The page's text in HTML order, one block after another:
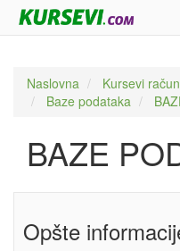
Naslovna Kursevi
Baze podataka
BAZE
Opšte